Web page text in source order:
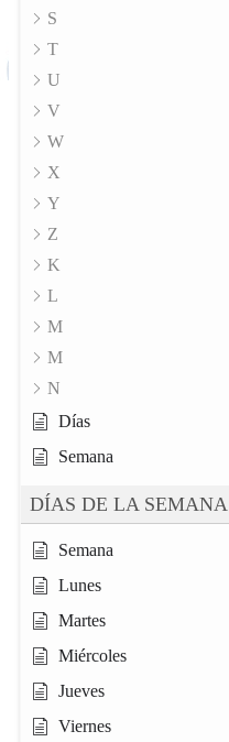
S
T
U
V
W
X
Y
Z
K
L
M
M
N
Días
Semana
DÍAS DE LA SEMANA
Semana
Lunes
Martes
Miércoles
Jueves
Viernes